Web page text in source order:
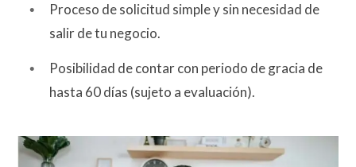
Proceso de solicitud simple y sin necesidad de
salir de tu negocio.
Posibilidad de contar con periodo de gracia de
hasta 60 días (sujeto a evaluación).